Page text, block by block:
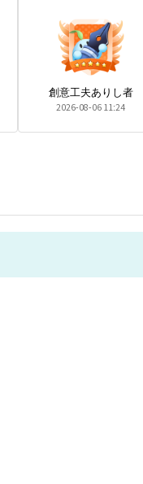
創意工夫ありし者
2026-08-06 11:24